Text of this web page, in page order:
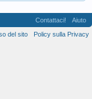
Contattaci!
Aiuto
del sito
Policy sulla Privacy